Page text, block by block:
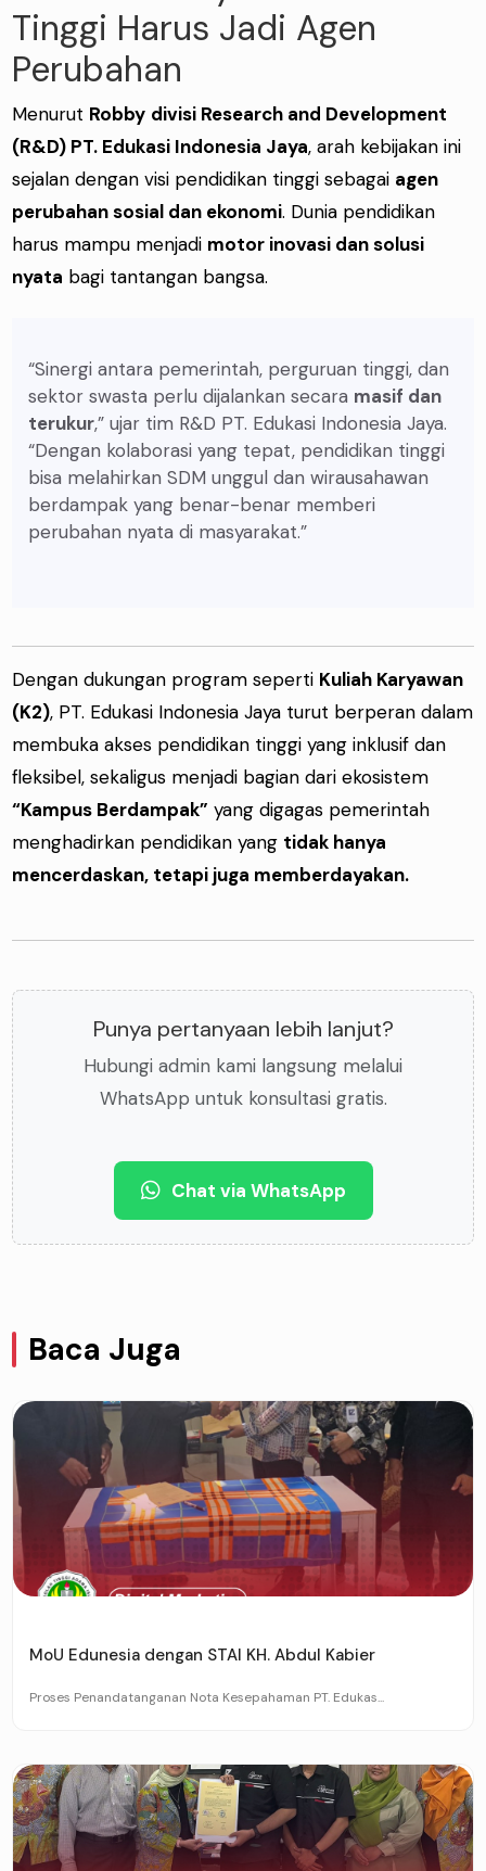
Tinggi Harus Jadi Agen
Perubahan
Menurut Robby divisi Research and Development
(R&D) PT. Edukasi Indonesia Jaya, arah kebijakan ini
sejalan dengan visi pendidikan tinggi sebagai agen
perubahan sosial dan ekonomi. Dunia pendidikan
harus mampu menjadi motor inovasi dan solusi
nyata bagi tantangan bangsa.
“Sinergi antara pemerintah, perguruan tinggi, dan
sektor swasta perlu dijalankan secara masif dan
terukur,” ujar tim R&D PT. Edukasi Indonesia Jaya.
“Dengan kolaborasi yang tepat, pendidikan tinggi
bisa melahirkan SDM unggul dan wirausahawan
berdampak yang benar-benar memberi
perubahan nyata di masyarakat.”
Dengan dukungan program seperti Kuliah Karyawan
(K2), PT. Edukasi Indonesia Jaya turut berperan dalam
membuka akses pendidikan tinggi yang inklusif dan
fleksibel, sekaligus menjadi bagian dari ekosistem
“Kampus Berdampak” yang digagas pemerintah
menghadirkan pendidikan yang tidak hanya
mencerdaskan, tetapi juga memberdayakan.
Punya pertanyaan lebih lanjut?
Hubungi admin kami langsung melalui
WhatsApp untuk konsultasi gratis.
Chat via WhatsApp
Baca Juga
MoU Edunesia dengan STAI KH. Abdul Kabier
Proses Penandatanganan Nota Kesepahaman PT. Edukas...